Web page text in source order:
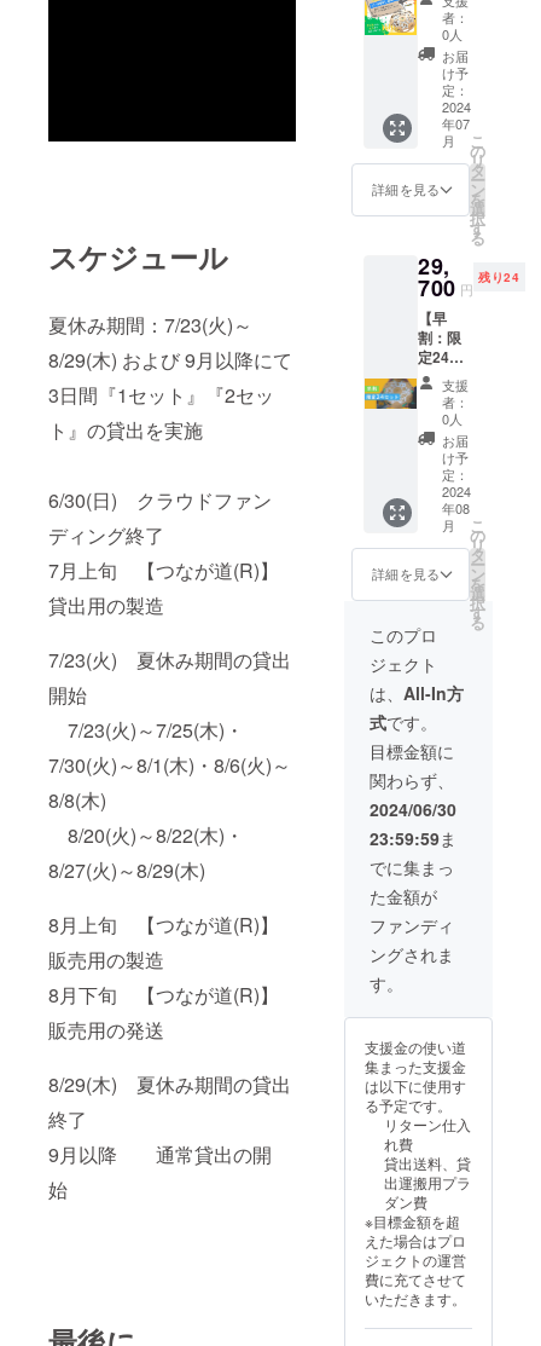
スケジュール
夏休み期間：7/23(火)～
8/29(木) および 9月以降にて
3日間『1セット』『2セッ
ト』の貸出を実施
6/30(日) クラウドファン
ディング終了
7月上旬 【つなが道(R)】
貸出用の製造
7/23(火) 夏休み期間の貸出
開始
7/23(火)～7/25(木)・
7/30(火)～8/1(木)・8/6(火)～
8/8(木)
8/20(火)～8/22(木)・
8/27(火)～8/29(木)
8月上旬 【つなが道(R)】
販売用の製造
8月下旬 【つなが道(R)】
販売用の発送
8/29(木) 夏休み期間の貸出
終了
9月以降 通常貸出の開
始
セッ
ト』10
日間貸
出：9月
以降＋
往復送
料を含
者：
0人
お届
け予
定：
2024
年07
月
詳細を見る
こ
の
リ
タ
ー
ン
を
選
択
す
る
29,
700 円
残り24
【早
割：限
定24
セッ
ト】標
準セッ
ト
（ユー
ザーに
よる凸
部貼り
付け）
ビー玉
6個つき
［標準
価格
33,000
円の
10%OF
F］
支援
者：
0人
お届
け予
定：
2024
年08
月
詳細を見る
こ
の
リ
タ
ー
ン
を
選
択
す
る
このプロ
ジェクト
は、 All-In方
式です。
目標金額に
関わらず、
2024/06/30
23:59:59ま
でに集まっ
た金額が
ファンディ
ングされま
す。
支援金の使い道
集まった支援金
は以下に使用す
る予定です。
リターン仕入
れ費
貸出送料、貸
出運搬用プラ
ダン費
※目標金額を超
えた場合はプロ
ジェクトの運営
費に充てさせて
いただきます。